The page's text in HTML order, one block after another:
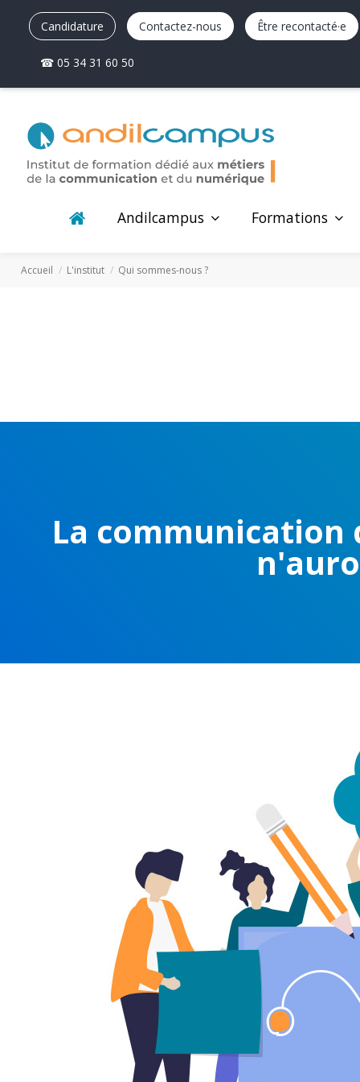
Candidature Contactez-nous Être recontacté·e
☎ 05 34 31 60 50
Andilcampus Formations
Accueil L'institut Qui sommes-nous ?
La